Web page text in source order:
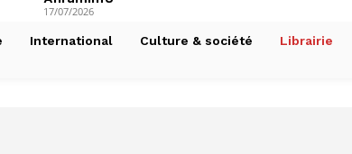
17/07/2026
International Culture & société Librairie